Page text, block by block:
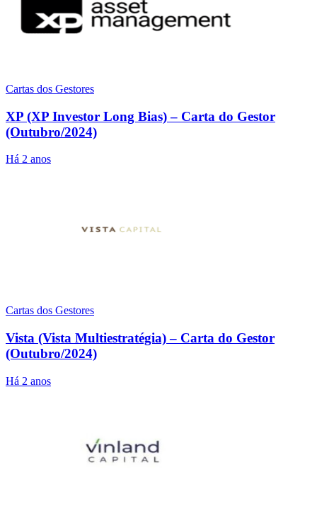
Cartas dos Gestores
XP (XP Investor Long Bias) – Carta do Gestor
(Outubro/2024)
Há 2 anos
Cartas dos Gestores
Vista (Vista Multiestratégia) – Carta do Gestor
(Outubro/2024)
Há 2 anos